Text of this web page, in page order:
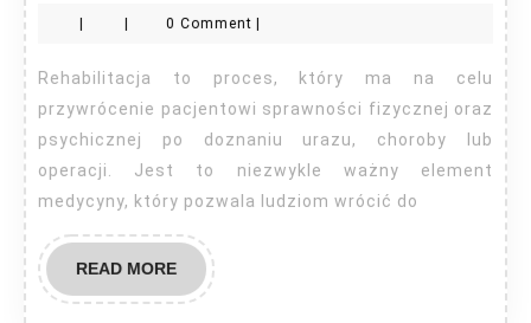
wszystko,
co
trzeba
o
niej
wiedzieć
0 Comment
Rehabilitacja to proces, który ma na celu
przywrócenie pacjentowi sprawności fizycznej oraz
psychicznej po doznaniu urazu, choroby lub
operacji. Jest to niezwykle ważny element
medycyny, który pozwala ludziom wrócić do
READ MOREREAD
MORE